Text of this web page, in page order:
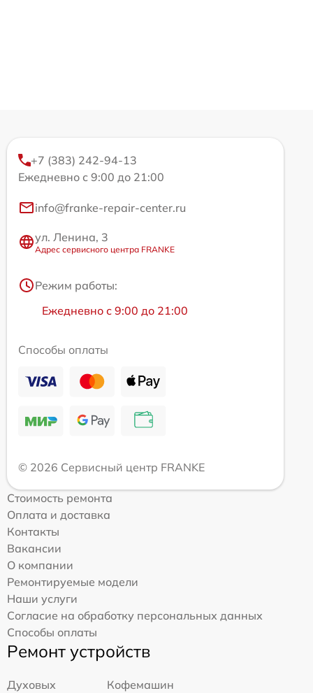
+7 (383) 242-94-13
Ежедневно с 9:00 до 21:00
info@franke-repair-center.ru
ул. Ленина, 3
Адрес сервисного центра FRANKE
Режим работы:
Ежедневно с 9:00 до 21:00
Способы оплаты
© 2026 Сервисный центр FRANKE
Стоимость ремонта
Оплата и доставка
Контакты
Вакансии
О компании
Ремонтируемые модели
Наши услуги
Согласие на обработку персональных данных
Способы оплаты
Ремонт устройств
Духовых
Кофемашин